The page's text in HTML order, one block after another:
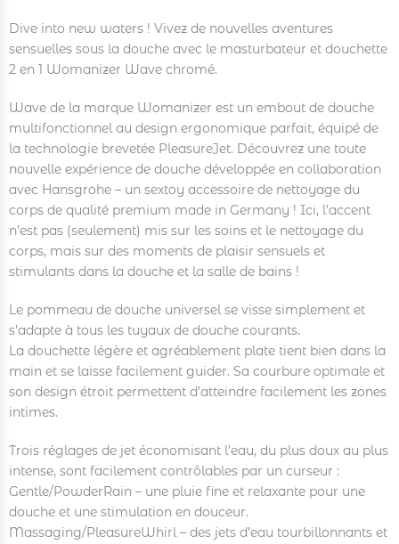
Dive into new waters ! Vivez de nouvelles aventures
sensuelles sous la douche avec le masturbateur et douchette
2 en 1 Womanizer Wave chromé.
Wave de la marque Womanizer est un embout de douche
multifonctionnel au design ergonomique parfait, équipé de
la technologie brevetée PleasureJet. Découvrez une toute
nouvelle expérience de douche développée en collaboration
avec Hansgrohe – un sextoy accessoire de nettoyage du
corps de qualité premium made in Germany ! Ici, l’accent
n’est pas (seulement) mis sur les soins et le nettoyage du
corps, mais sur des moments de plaisir sensuels et
stimulants dans la douche et la salle de bains !
Le pommeau de douche universel se visse simplement et
s’adapte à tous les tuyaux de douche courants.
La douchette légère et agréablement plate tient bien dans la
main et se laisse facilement guider. Sa courbure optimale et
son design étroit permettent d’atteindre facilement les zones
intimes.
Trois réglages de jet économisant l’eau, du plus doux au plus
intense, sont facilement contrôlables par un curseur :
Gentle/PowderRain – une pluie fine et relaxante pour une
douche et une stimulation en douceur.
Massaging/PleasureWhirl – des jets d’eau tourbillonnants et